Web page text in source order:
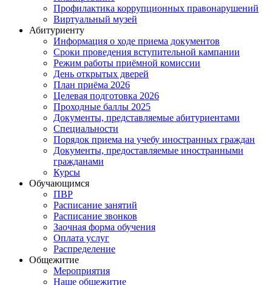
Профилактика коррупционных правонарушений
Виртуальный музей
Абитуриенту
Информация о ходе приема документов
Сроки проведения вступительной кампании
Режим работы приёмной комиссии
День открытых дверей
План приёма 2026
Целевая подготовка 2026
Проходные баллы 2025
Документы, представляемые абитуриентами
Специальности
Порядок приема на учебу иностранных граждан
Документы, предоставляемые иностранными
гражданами
Курсы
Обучающимся
ПВР
Расписание занятий
Расписание звонков
Заочная форма обучения
Оплата услуг
Распределение
Общежитие
Мероприятия
Наше общежитие